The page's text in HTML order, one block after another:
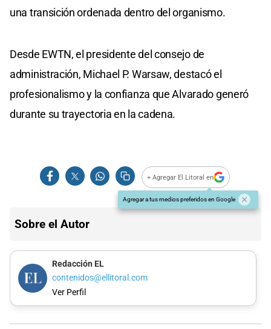
una transición ordenada dentro del organismo.
Desde EWTN, el presidente del consejo de
administración, Michael P. Warsaw, destacó el
profesionalismo y la confianza que Alvarado generó
durante su trayectoria en la cadena.
+ Agregar El Litoral en
Agregar a tus medios preferidos en Google
Sobre el Autor
Redacción EL
contenidos@ellitoral.com
Ver Perfil